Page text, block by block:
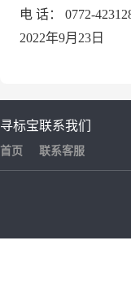
电 话：
0772-
2022年9月23日
寻标宝
首页
联系我们
联系客服